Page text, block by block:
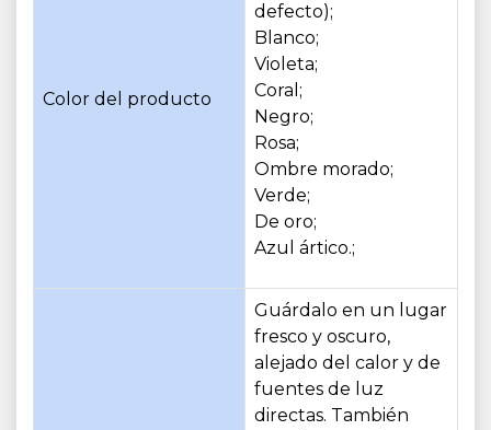
Color del producto
defecto);
Blanco;
Violeta;
Coral;
Negro;
Rosa;
Ombre morado;
Verde;
De oro;
Azul ártico.;
Guárdalo en un lugar
fresco y oscuro,
alejado del calor y de
fuentes de luz
directas. También